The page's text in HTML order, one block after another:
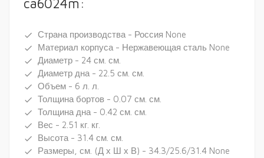
ca6024m:
done Страна производства - Россия None
done Материал корпуса - Нержавеющая сталь None
done Диаметр - 24 см. см.
done Диаметр дна - 22.5 см. см.
done Объем - 6 л. л.
done Толщина бортов - 0.07 см. см.
done Толщина дна - 0.42 см. см.
done Вес - 2.51 кг. кг.
done Высота - 31.4 см. см.
done Размеры, см. (Д х Ш х В) - 34.3/25.6/31.4 None